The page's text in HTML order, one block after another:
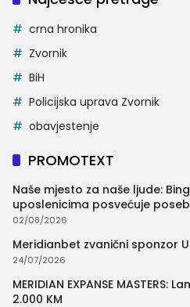
crna hronika
Zvornik
BiH
Policijska uprava Zvornik
obavjestenje
PROMOTEXT
Naše mjesto za naše ljude:
uposlenicima posvećuje
trenutak
02/08/2026
Meridianbet zvanični sponzor
24/07/2026
MERIDIAN EXPANSE
2.000 KM